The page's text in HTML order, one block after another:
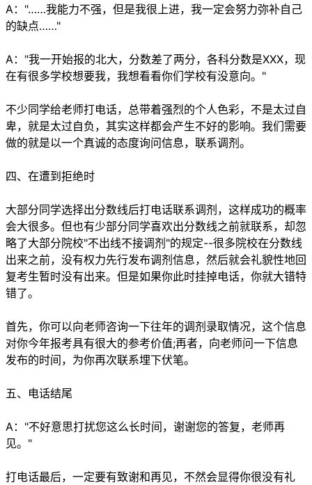
A："……我能力不强，但是我很上进，我一定会努力弥补自己
的缺点……"
A："我一开始报的北大，分数差了两分，各科分数是XXX，现
在有很多学校想要我，我想看看你们学校有没意向。"
不少同学给老师打电话，总带着强烈的个人色彩，不是太过自
卑，就是太过自负，其实这样都会产生不好的影响。我们需要
做的就是以一个真诚的态度询问信息，联系调剂。
四、在遭到拒绝时
大部分同学选择出分数线后打电话联系调剂，这样成功的概率
会大很多。但也有少部分同学喜欢出分数线之前就联系，却忽
略了大部分院校"不出线不接调剂"的规定--很多院校在分数线
出来之前，没有权力先行发布调剂信息，然后就会礼貌性地回
复考生暂时没有出来。但是如果你此时挂掉电话，你就大错特
错了。
首先，你可以向老师咨询一下往年的调剂录取情况，这个信息
对你今年报考具有很大的参考价值;再者，向老师问一下信息
发布的时间，为你再次联系埋下伏笔。
五、电话结尾
A："不好意思打扰您这么长时间，谢谢您的答复，老师再
见。"
打电话最后，一定要有致谢和再见，不然会显得你很没有礼